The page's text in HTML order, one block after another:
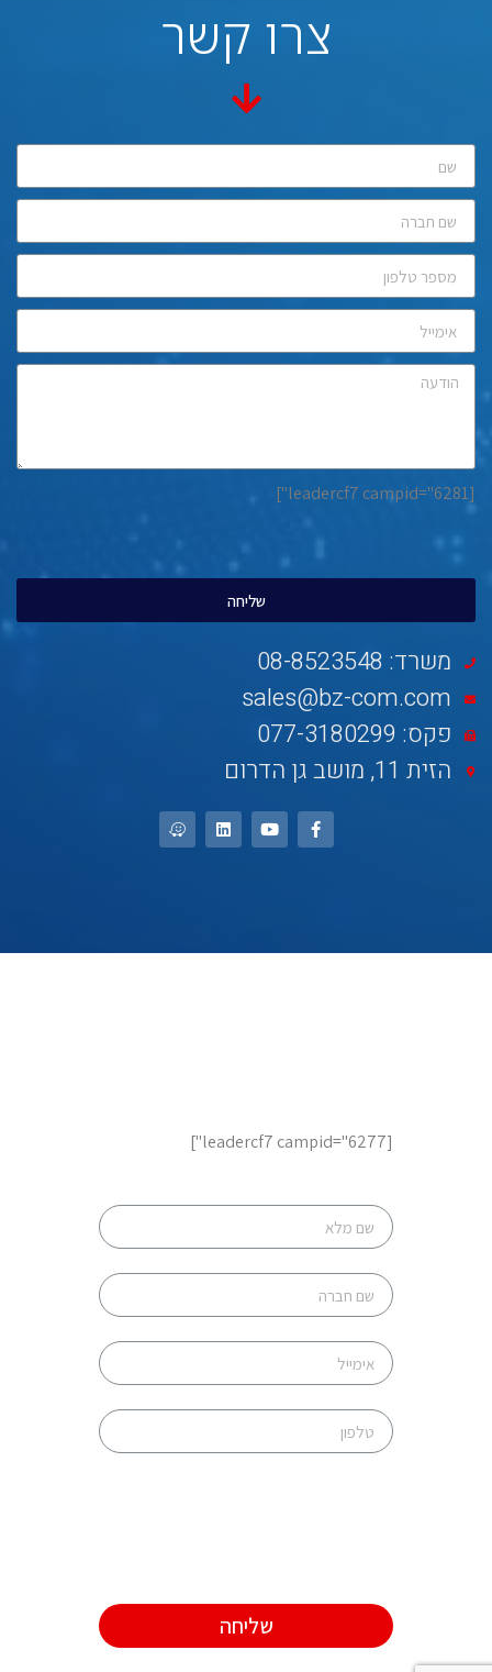
צרו קשר
[leadercf7 campid="6281"]
שליחה
משרד: 08-8523548
sales@bz-com.com
פקס: 077-3180299
הזית 11, מושב גן הדרום
[leadercf7 campid="6277"]
שליחה